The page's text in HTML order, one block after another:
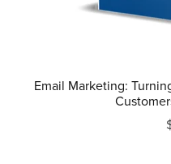
Email Marketing: